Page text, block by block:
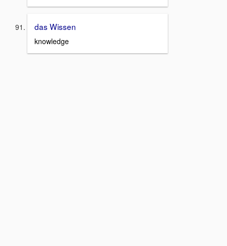
das Wissen
knowledge